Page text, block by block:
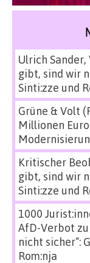
Ulrich Sander,
gibt, sind wir
Sinti:zze und
Grüne & Volt
Millionen
Kritischer
gibt, sind wir
Sinti:zze und
1000
AfD-Verbot zu
nicht sicher“:
Rom:nja